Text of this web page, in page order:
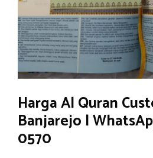
Harga Al Quran
Banjarejo |
0570